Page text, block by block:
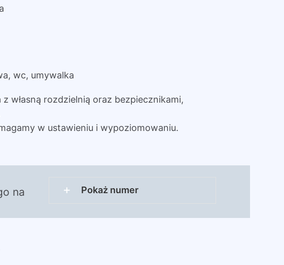
wc, umywalka
własną rozdzielnią oraz bezpiecznikami,
w ustawieniu i wypoziomowaniu.
na
Pokaż numer